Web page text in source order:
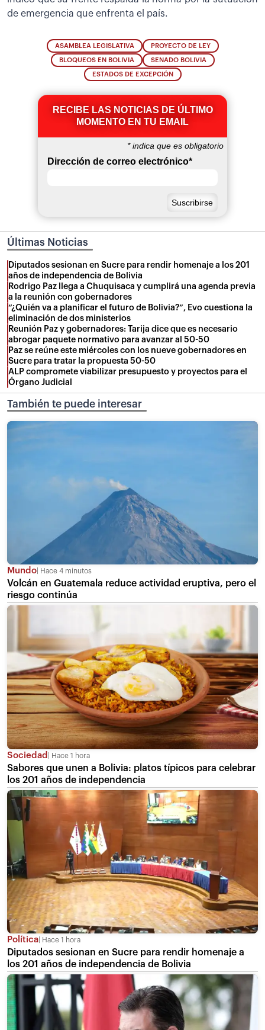
de emergencia que enfrenta el país.
ASAMBLEA LEGISLATIVA PROYECTO DE LEY
BLOQUEOS EN BOLIVIA SENADO BOLIVIA
ESTADOS DE EXCEPCIÓN
RECIBE LAS NOTICIAS DE ÚLTIMO
MOMENTO EN TU EMAIL
*indica que es obligatorio
Dirección de correo electrónico*
Últimas Noticias
Diputados sesionan en Sucre para rendir homenaje a los 201
años de independencia de Bolivia
Rodrigo Paz llega a Chuquisaca y cumplirá una agenda previa
a la reunión con gobernadores
“¿Quién va a planificar el futuro de Bolivia?”, Evo cuestiona la
eliminación de dos ministerios
Reunión Paz y gobernadores: Tarija dice que es necesario
abrogar paquete normativo para avanzar al 50-50
Paz se reúne este miércoles con los nueve gobernadores en
Sucre para tratar la propuesta 50-50
ALP compromete viabilizar presupuesto y proyectos para el
Órgano Judicial
También te puede interesar
Mundo Hace 4 minutos
Volcán en Guatemala reduce actividad eruptiva, pero el
riesgo continúa
Sociedad Hace 1 hora
Sabores que unen a Bolivia: platos típicos para celebrar
los 201 años de independencia
Política Hace 1 hora
Diputados sesionan en Sucre para rendir homenaje a
los 201 años de independencia de Bolivia